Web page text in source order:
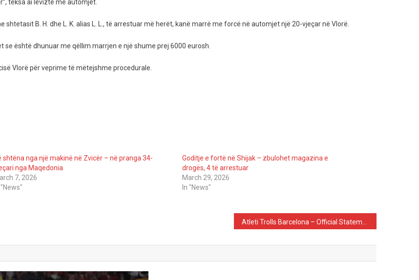
teksa ai lëvizte me automjet.
B. H. dhe L. K. alias L. L., të arrestuar më herët, kanë marrë me forcë në automjet një 20-vjeçar në Vlorë.
është dhunuar me qëllim marrjen e një shume prej 6000 eurosh.
Vlorë për veprime të mëtejshme procedurale.
shtëna nga një makinë në Zvicër – në pranga 34-
nga Maqedonia
7, 2026
"News"
Goditje e fortë në Shijak – zbulohet magazina e
drogës, 4 të arrestuar
March 29, 2026
In "News"